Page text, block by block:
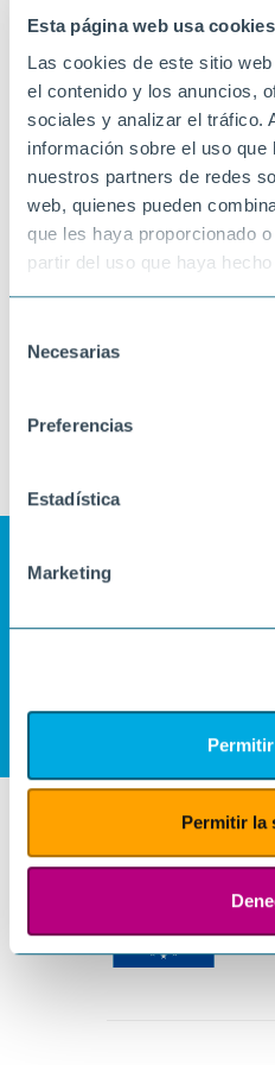
Esta página web usa cookies
Las cookies de este sitio
el contenido y los anuncios,
sociales y analizar el tráfico.
información sobre el uso que
nuestros partners de redes
web, quienes pueden
que les haya proporcionado
partir del uso que haya
Necesarias
Preferencias
Estadística
Marketing
Permitir la